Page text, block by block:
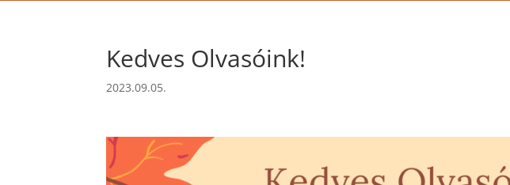
Kedves Olvasóink!
2023.09.05.